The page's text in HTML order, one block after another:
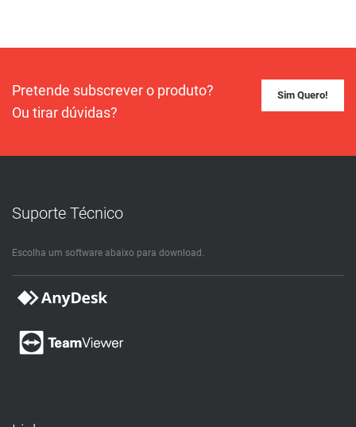
Pretende subscrever o produto?
Ou tirar dúvidas?
Sim Quero!
Suporte Técnico
Escolha um software abaixo para download.